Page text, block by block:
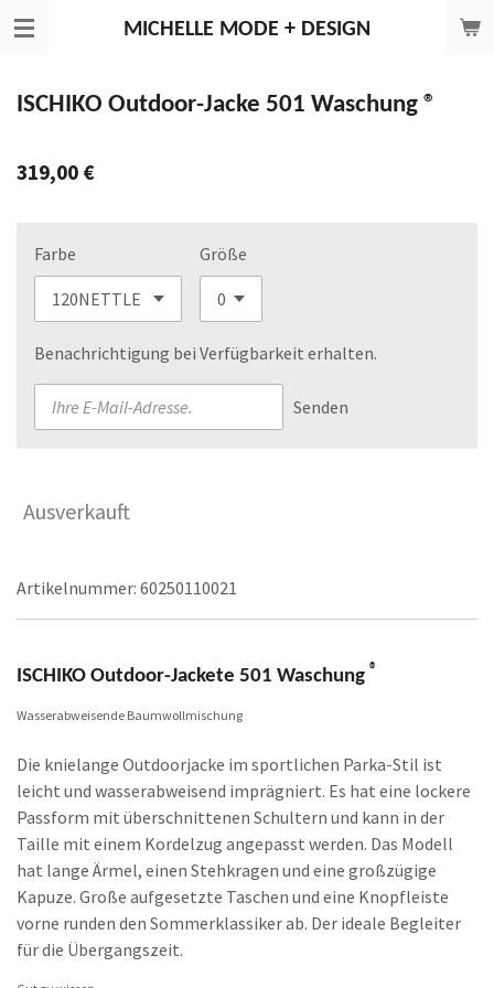
Zum
MICHELLE MODE + DESIGN
ISCHIKO Outdoor-Jacke 501 Waschung ®
319,00 €
Farbe Größe
Benachrichtigung bei Verfügbarkeit erhalten.
Senden
Ausverkauft
Artikelnummer: 60250110021
ISCHIKO Outdoor-Jackete 501 Waschung ®
Wasserabweisende Baumwollmischung
Die knielange Outdoorjacke im sportlichen Parka-Stil ist
leicht und wasserabweisend imprägniert. Es hat eine lockere
Passform mit überschnittenen Schultern und kann in der
Taille mit einem Kordelzug angepasst werden. Das Modell
hat lange Ärmel, einen Stehkragen und eine großzügige
Kapuze. Große aufgesetzte Taschen und eine Knopfleiste
vorne runden den Sommerklassiker ab. Der ideale Begleiter
für die Übergangszeit.